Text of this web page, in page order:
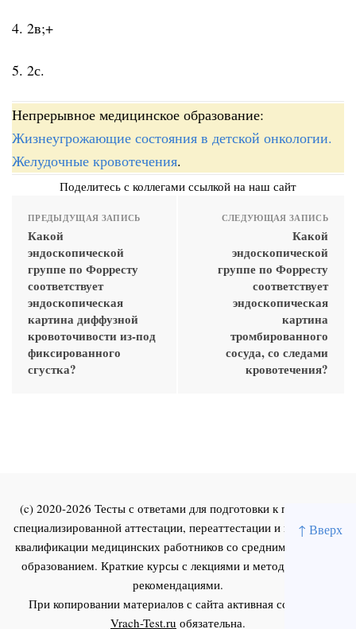
↑ Вверх
4. 2в;+
5. 2с.
Непрерывное медицинское образование:
Жизнеугрожающие состояния в детской онкологии.
Желудочные кровотечения.
Поделитесь с коллегами ссылкой на наш сайт
ПРЕДЫДУЩАЯ ЗАПИСЬ
Какой
эндоскопической
группе по Форресту
соответствует
эндоскопическая
картина диффузной
кровоточивости из-под
фиксированного
сгустка?
СЛЕДУЮЩАЯ ЗАПИСЬ
Какой
эндоскопической
группе по Форресту
соответствует
эндоскопическая
картина
тромбированного
сосуда, со следами
кровотечения?
(c) 2020-2026 Тесты с ответами для подготовки к первичной
специализированной аттестации, переаттестации и повышения
квалификации медицинских работников со средним и высшим
образованием. Краткие курсы с лекциями и методическими
рекомендациями.
При копировании материалов с сайта активная ссылка на
Vrach-Test.ru обязательна.